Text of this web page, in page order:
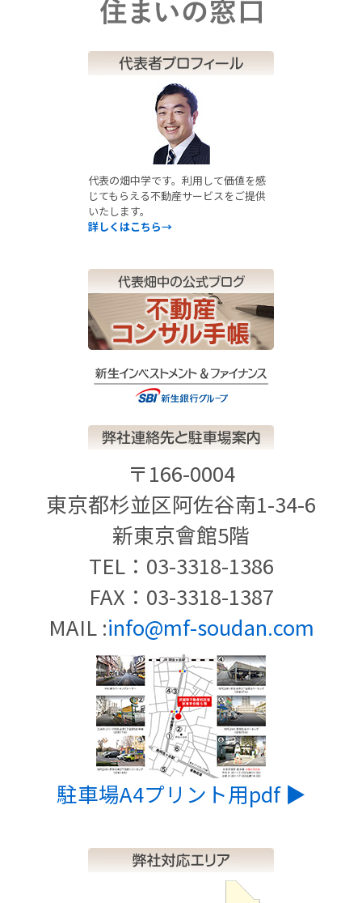
代表の畑中学です。利用して価値を感
じてもらえる不動産サービスをご提供
いたします。
詳しくはこちら→
〒166-0004
東京都杉並区阿佐谷南1-34-6
新東京會館5階
TEL：03-3318-1386
FAX：03-3318-1387
MAIL :info@mf-soudan.com
駐車場A4プリント用pdf ▶︎